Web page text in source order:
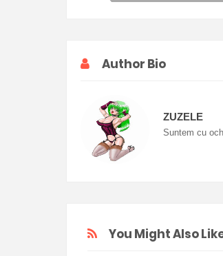
Author Bio
ZUZELE
Suntem cu
You Might Also